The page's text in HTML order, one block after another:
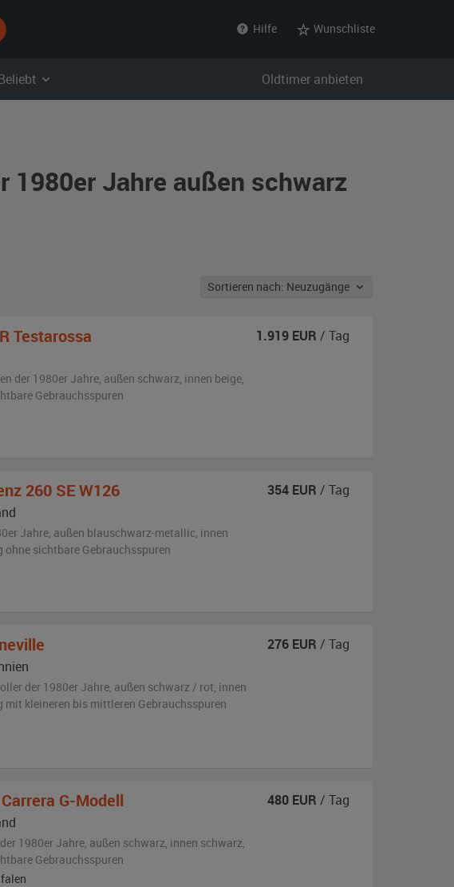
Hilfe Wunschliste
Oldtimer anbieten
1980er Jahre außen schwarz
Sortieren nach: Neuzugänge
Testarossa
der 1980er Jahre, außen schwarz, innen beige,
Gebrauchsspuren
1.919 EUR / Tag
260 SE W126
Jahre, außen blauschwarz-metallic, innen
ohne sichtbare Gebrauchsspuren
354 EUR / Tag
der 1980er Jahre, außen schwarz / rot, innen
mit kleineren bis mittleren Gebrauchsspuren
276 EUR / Tag
G-Modell
1980er Jahre, außen schwarz, innen schwarz,
Gebrauchsspuren
480 EUR / Tag